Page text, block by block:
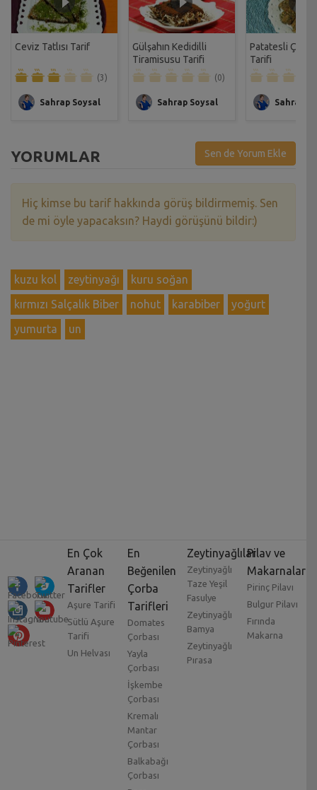
Ceviz Tatlısı Tarif
(3)
Sahrap Soysal
Gülşahın Kedidilli
Tiramisusu Tarifi
(0)
Sahrap Soysal
Patatesli Çıtır
Tarifi
Sahrap
YORUMLAR Sen de Yorum Ekle
Hiç kimse bu tarif hakkında görüş bildirmemiş. Sen
de mi öyle yapacaksın? Haydi görüşünü bildir:)
kuzu kol zeytinyağı
kuru soğan
kırmızı Salçalık Biber
nohut karabiber
yoğurt
yumurta
un
En Çok
Aranan
Tarifler
Aşure Tarifi
Sütlü Aşure
Tarifi
Un Helvası
En
Beğenilen
Çorba
Tarifleri
Domates
Çorbası
Yayla
Çorbası
İşkembe
Çorbası
Kremalı
Mantar
Çorbası
Balkabağı
Çorbası
Zeytinyağlılar
Zeytinyağlı
Taze Yeşil
Fasulye
Zeytinyağlı
Bamya
Zeytinyağlı
Pırasa
Pilav ve
Makarnalar
Pirinç Pilavı
Bulgur Pilavı
Fırında
Makarna